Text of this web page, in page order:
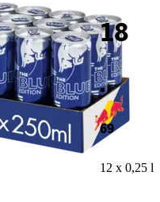
18
.
69
12 x 0,25 l